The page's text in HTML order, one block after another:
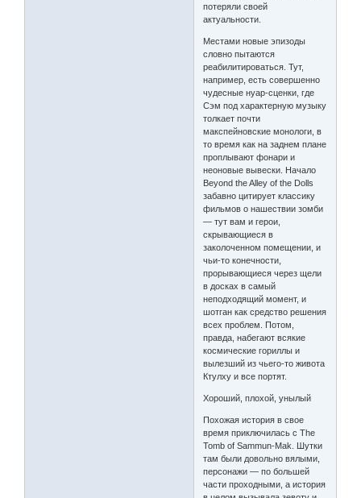
потеряли своей
актуальности.
Местами новые эпизоды
словно пытаются
реабилитироваться. Тут,
например, есть совершенно
чудесные нуар-сценки, где
Сэм под характерную музыку
толкает почти
макспейновские монологи, в
то время как на заднем плане
проплывают фонари и
неоновые вывески. Начало
Beyond the Alley of the Dolls
забавно цитирует классику
фильмов о нашествии зомби
— тут вам и герои,
скрывающиеся в
заколоченном помещении, и
чьи-то конечности,
прорывающиеся через щели
в досках в самый
неподходящий момент, и
шотган как средство решения
всех проблем. Потом,
правда, набегают всякие
космические гориллы и
вылезший из чьего-то живота
Ктулху и все портят.
Хороший, плохой, унылый
Похожая история в свое
время приключилась с The
Tomb of Sammun-Mak. Шутки
там были довольно вялыми,
персонажи — по большей
части проходными, а история